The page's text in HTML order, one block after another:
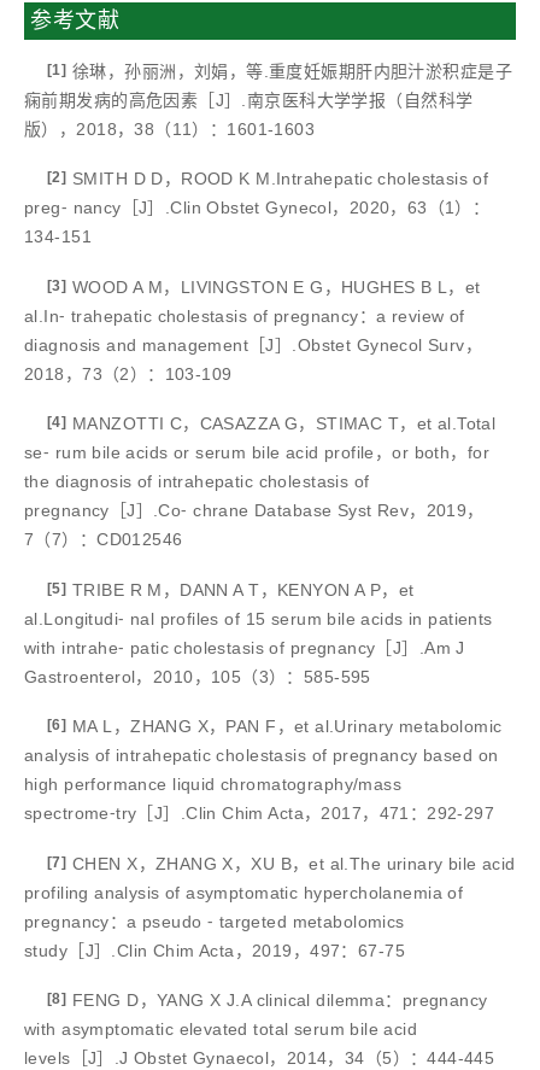
参考文献
[1] 徐琳，孙丽洲，刘娟，等.重度妊娠期肝内胆汁淤积症是子
痫前期发病的高危因素［J］.南京医科大学学报（自然科学
版），2018，38（11）：1601-1603
[2] SMITH D D，ROOD K M.Intrahepatic cholestasis of
preg⁃ nancy［J］.Clin Obstet Gynecol，2020，63（1）：
134-151
[3] WOOD A M，LIVINGSTON E G，HUGHES B L，et
al.In⁃ trahepatic cholestasis of pregnancy：a review of
diagnosis and management［J］.Obstet Gynecol Surv，
2018，73（2）：103-109
[4] MANZOTTI C，CASAZZA G，STIMAC T，et al.Total
se⁃ rum bile acids or serum bile acid profile，or both，for
the diagnosis of intrahepatic cholestasis of
pregnancy［J］.Co⁃ chrane Database Syst Rev，2019，
7（7）：CD012546
[5] TRIBE R M，DANN A T，KENYON A P，et
al.Longitudi⁃ nal profiles of 15 serum bile acids in patients
with intrahe⁃ patic cholestasis of pregnancy［J］.Am J
Gastroenterol，2010，105（3）：585-595
[6] MA L，ZHANG X，PAN F，et al.Urinary metabolomic
analysis of intrahepatic cholestasis of pregnancy based on
high performance liquid chromatography/mass
spectrome⁃try［J］.Clin Chim Acta，2017，471：292-297
[7] CHEN X，ZHANG X，XU B，et al.The urinary bile acid
profiling analysis of asymptomatic hypercholanemia of
pregnancy：a pseudo ⁃ targeted metabolomics
study［J］.Clin Chim Acta，2019，497：67-75
[8] FENG D，YANG X J.A clinical dilemma：pregnancy
with asymptomatic elevated total serum bile acid
levels［J］.J Obstet Gynaecol，2014，34（5）：444-445